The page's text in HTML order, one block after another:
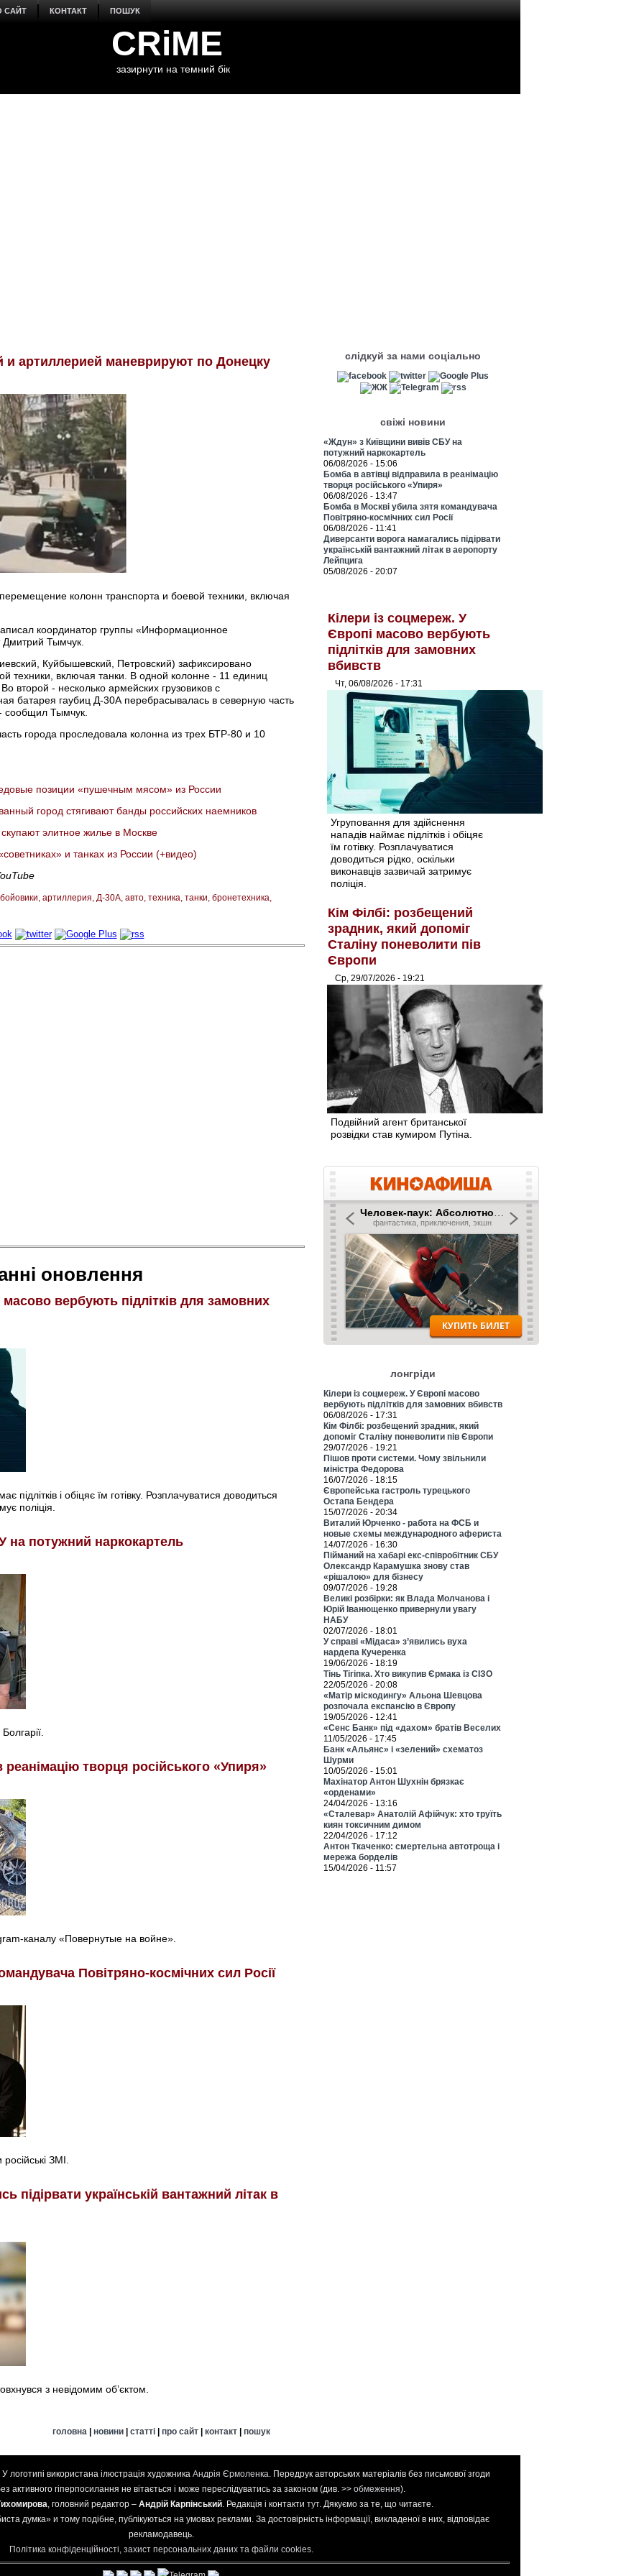
САЙТ КОНТАКТ ПОШУК
CRiME
зазирнути на темний бік
и артиллерией маневрируют по Донецку
колонн транспорта и боевой техники, включая
координатор группы «Информационное
Тымчук.
Куйбышевский, Петровский) зафиксировано
техники, включая танки. В одной колонне - 11 единиц
второй - несколько армейских грузовиков с
батарея гаубиц Д-30А перебрасывалась в северную часть
сообщил Тымчук.
города проследовала колонна из трех БТР-80 и 10
позиции «пушечным мясом» из России
город стягивают банды российских наемников
элитное жилье в Москве
и танках из России (+видео)
бойовики артиллерия Д-30А авто техника танки бронетехника
оновлення
вербують підлітків для замовних
підлітків і обіцяє їм готівку. Розплачуватися доводиться
поліція.
на потужний наркокартель
творця російського «Упиря»
каналу «Повернутые на войне».
Повітряно-космічних сил Росії
ЗМІ.
підірвати українській вантажний літак в
з невідомим об’єктом.
слідкуй за нами соціально
свіжі новини
«Ждун» з Київщини вивів СБУ на
потужний наркокартель
06/08/2026 - 15:06
Бомба в автівці відправила в реанімацію
творця російського «Упиря»
06/08/2026 - 13:47
Бомба в Москві убила зятя командувача
Повітряно-космічних сил Росії
06/08/2026 - 11:41
Диверсанти ворога намагались підірвати
українській вантажний літак в аеропорту
Лейпцига
05/08/2026 - 20:07
Кілери із соцмереж. У
Європі масово вербують
підлітків для замовних
вбивств
Чт, 06/08/2026 - 17:31
Угруповання для здійснення
нападів наймає підлітків і обіцяє
їм готівку. Розплачуватися
доводиться рідко, оскільки
виконавців зазвичай затримує
поліція.
Кім Філбі: розбещений
зрадник, який допоміг
Сталіну поневолити пів
Європи
Ср, 29/07/2026 - 19:21
Подвійний агент британської
розвідки став кумиром Путіна.
лонгріди
Кілери із соцмереж. У Європі масово
вербують підлітків для замовних вбивств
06/08/2026 - 17:31
Кім Філбі: розбещений зрадник, який
допоміг Сталіну поневолити пів Європи
29/07/2026 - 19:21
Пішов проти системи. Чому звільнили
міністра Федорова
16/07/2026 - 18:15
Європейська гастроль турецького
Остапа Бендера
15/07/2026 - 20:34
Виталий Юрченко - работа на ФСБ и
новые схемы международного афериста
14/07/2026 - 16:30
Пійманий на хабарі екс-співробітник СБУ
Олександр Карамушка знову став
«рішалою» для бізнесу
09/07/2026 - 19:28
Великі розбірки: як Влада Молчанова і
Юрій Іванющенко привернули увагу
НАБУ
02/07/2026 - 18:01
У справі «Мідаса» з’явились вуха
нардепа Кучеренка
19/06/2026 - 18:19
Тінь Тігіпка. Хто викупив Єрмака із СІЗО
22/05/2026 - 20:08
«Матір міскодингу» Альона Шевцова
розпочала експансію в Європу
19/05/2026 - 12:41
«Сенс Банк» під «дахом» братів Веселих
11/05/2026 - 17:45
Банк «Альянс» і «зелений» схематоз
Шурми
10/05/2026 - 15:01
Махінатор Антон Шухнін брязкає
«орденами»
24/04/2026 - 13:16
«Сталевар» Анатолій Афійчук: хто труїть
киян токсичним димом
22/04/2026 - 17:12
Антон Ткаченко: смертельна автотроща і
мережа борделів
15/04/2026 - 11:57
головна| новини| статті| про сайт| контакт| пошук
У логотипі використана ілюстрація художника Андрія Єрмоленка. Передрук авторських матеріалів без письмової згоди
активного гіперпосилання не вітається і може переслідуватись за законом (див. >> обмеження).
, головний редактор – Андрій Карпінський. Редакція і контакти тут. Дякуємо за те, що читаєте.
думка» и тому подібне, публікуються на умовах реклами. За достовірність інформації, викладеної в них, відповідає
рекламодавець.
Політика конфіденційності, захист персональних даних та файли cookies.